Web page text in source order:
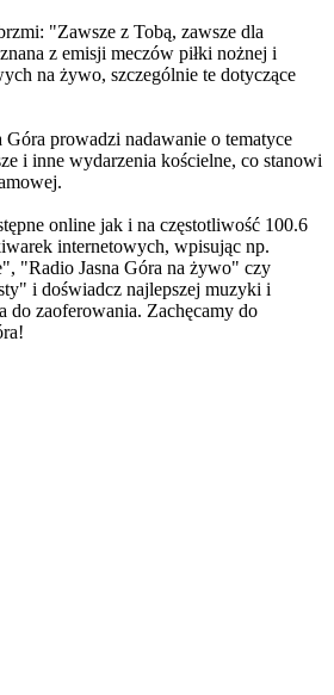
"Zawsze z Tobą, zawsze dla
z emisji meczów piłki nożnej i
na żywo, szczególnie te dotyczące
Góra prowadzi nadawanie o tematyce
i inne wydarzenia kościelne, co stanowi
online jak i na częstotliwość 100.6
internetowych, wpisując np.
"Radio Jasna Góra na żywo" czy
i doświadcz najlepszej muzyki i
do zaoferowania. Zachęcamy do